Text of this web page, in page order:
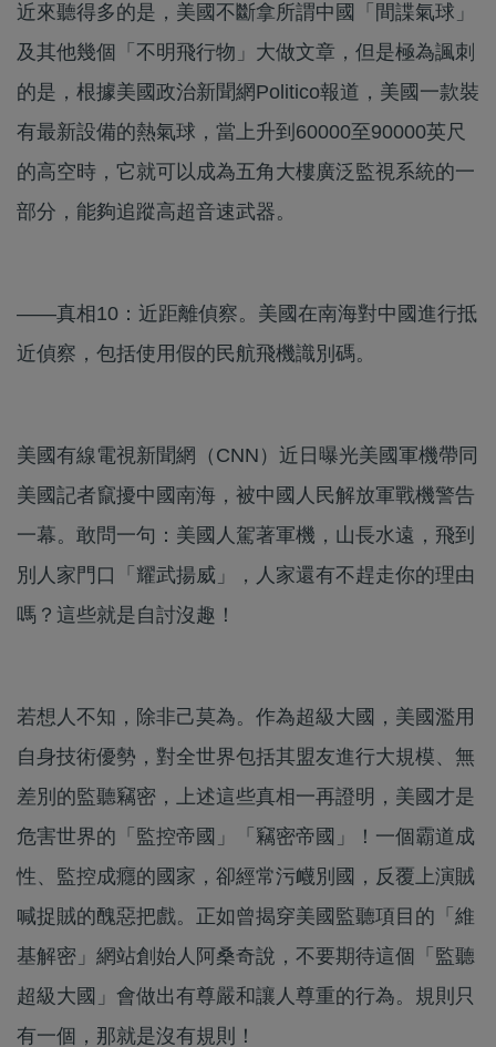
近來聽得多的是，美國不斷拿所謂中國「間諜氣球」
及其他幾個「不明飛行物」大做文章，但是極為諷刺
的是，根據美國政治新聞網Politico報道，美國一款裝
有最新設備的熱氣球，當上升到60000至90000英尺
的高空時，它就可以成為五角大樓廣泛監視系統的一
部分，能夠追蹤高超音速武器。
——真相10：近距離偵察。美國在南海對中國進行抵
近偵察，包括使用假的民航飛機識別碼。
美國有線電視新聞網（CNN）近日曝光美國軍機帶同
美國記者竄擾中國南海，被中國人民解放軍戰機警告
一幕。敢問一句：美國人駕著軍機，山長水遠，飛到
別人家門口「耀武揚威」，人家還有不趕走你的理由
嗎？這些就是自討沒趣！
若想人不知，除非己莫為。作為超級大國，美國濫用
自身技術優勢，對全世界包括其盟友進行大規模、無
差別的監聽竊密，上述這些真相一再證明，美國才是
危害世界的「監控帝國」「竊密帝國」！一個霸道成
性、監控成癮的國家，卻經常污衊別國，反覆上演賊
喊捉賊的醜惡把戲。正如曾揭穿美國監聽項目的「維
基解密」網站創始人阿桑奇說，不要期待這個「監聽
超級大國」會做出有尊嚴和讓人尊重的行為。規則只
有一個，那就是沒有規則！